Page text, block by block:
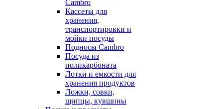
Cambro
Кассеты для
хранения,
транспортировки и
мойки посуды
Подносы Cambro
Посуда из
поликарбоната
Лотки и емкости для
хранения продуктов
Ложки, совки,
щипцы, кувшины